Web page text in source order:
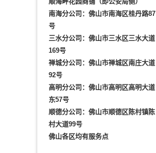
南海分公司：佛山市南海区桂丹路87
号
三水分公司：佛山市三水区三水大道
169号
禅城分公司：佛山市禅城区南庄大道
92号
高明分公司：佛山市高明区高明大道
东57号
顺德分公司：佛山市顺德区陈村镇陈
村大道99号
佛山各区均有服务点